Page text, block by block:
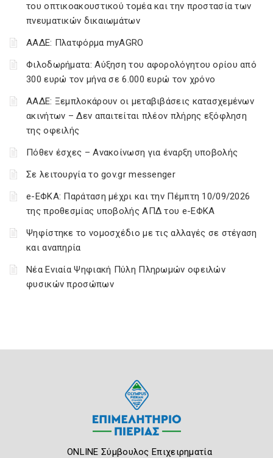
του οπτικοακουστικού τομέα και την προστασία των
πνευματικών δικαιωμάτων
ΑΑΔΕ: Πλατφόρμα myAGRO
Φιλοδωρήματα: Αύξηση του αφορολόγητου ορίου από
300 ευρώ τον μήνα σε 6.000 ευρώ τον χρόνο
ΑΑΔΕ: Ξεμπλοκάρουν οι μεταβιβάσεις κατασχεμένων
ακινήτων – Δεν απαιτείται πλέον πλήρης εξόφληση
της οφειλής
Πόθεν έσχες – Ανακοίνωση για έναρξη υποβολής
Σε λειτουργία το gov.gr messenger
e-ΕΦΚΑ: Παράταση μέχρι και την Πέμπτη 10/09/2026
της προθεσμίας υποβολής ΑΠΔ του e-ΕΦΚΑ
Ψηφίστηκε το νομοσχέδιο με τις αλλαγές σε στέγαση
και αναπηρία
Νέα Ενιαία Ψηφιακή Πύλη Πληρωμών οφειλών
φυσικών προσώπων
ONLINE Σύμβουλος Επιχειρηματία